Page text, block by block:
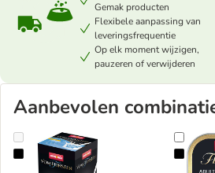
Gemak producten
Flexibele aanpassing van
leveringsfrequentie
Op elk moment wijzigen,
pauzeren of verwijderen
Aanbevolen
animonda vom Feinsten Adult Milkies